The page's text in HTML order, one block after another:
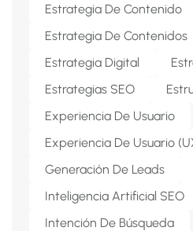
Estrategia De Contenido
Estrategia De Contenidos
Estrategia Digital
Estrategias SEO
Experiencia De Usuario
Experiencia De Usuario
Generación De Leads
Inteligencia Artificial SEO
Intención De Búsqueda